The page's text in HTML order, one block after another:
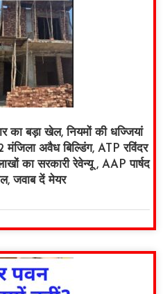
का बड़ा खेल, नियमों की धज्जियां
मंजिला अवैध बिल्डिंग, ATP रविंदर
का सरकारी रेवेन्यू , AAP पार्षद
जवाब दें मेयर